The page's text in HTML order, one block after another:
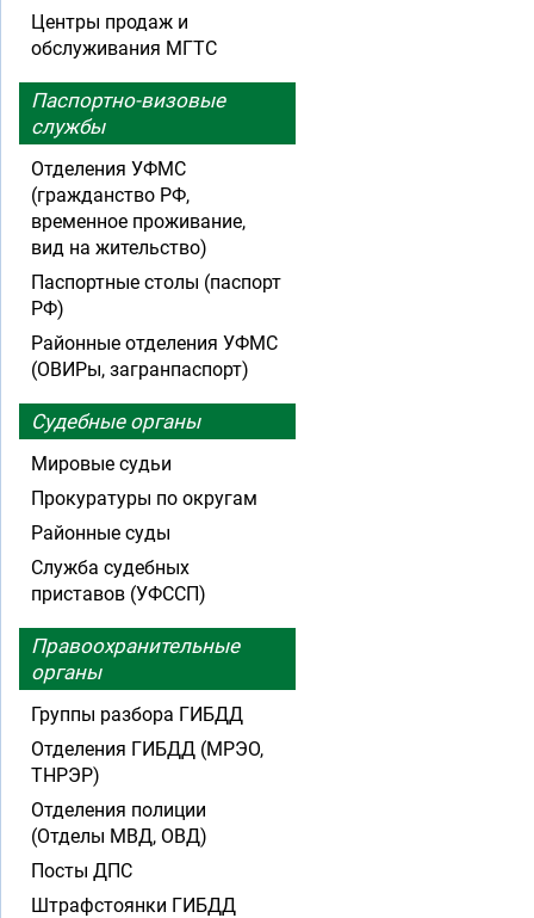
Центры продаж и
обслуживания МГТС
Паспортно-визовые
службы
Отделения УФМС
(гражданство РФ,
временное проживание,
вид на жительство)
Паспортные столы (паспорт
РФ)
Районные отделения УФМС
(ОВИРы, загранпаспорт)
Судебные органы
Мировые судьи
Прокуратуры по округам
Районные суды
Служба судебных
приставов (УФССП)
Правоохранительные
органы
Группы разбора ГИБДД
Отделения ГИБДД (МРЭО,
ТНРЭР)
Отделения полиции
(Отделы МВД, ОВД)
Посты ДПС
Штрафстоянки ГИБДД